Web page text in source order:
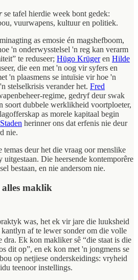
se tafel hierdie week bont gedek:
vuurwapens, kultuur en politiek.
as emosie én magshefboom,
'n onderwysstelsel 'n reg kan verarm
te reduseer; Hügo Krügeren Hilde
die een met 'n oog vir syfers en
'n plaasmens se intuïsie vir hoe 'n
stelselkrisis verander het. Fred
regime, gedryf deur swak
soort dubbele werklikheid voortploeter,
as morele kapitaal begin
herinner ons dat erfenis nie deur
nie.
temas deur het die vraag oor menslike
uitgestaan. Die heersende kontemporêre
bestaan, en nie andersom nie.
maklik
was, het ek vir jare die luuksheid
af te lewer sonder om die volle
dra. Ek kon makliker sê “die staat is die
dit op”, en ek kon met 'n jongmens se
op netjiese onderskeidings: vryheid
teenoor instellings.